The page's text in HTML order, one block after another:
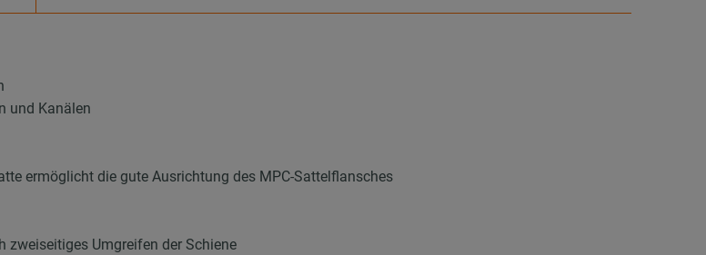
und Kanälen
ermöglicht die gute Ausrichtung des MPC-Sattelflansches
Umgreifen der Schiene